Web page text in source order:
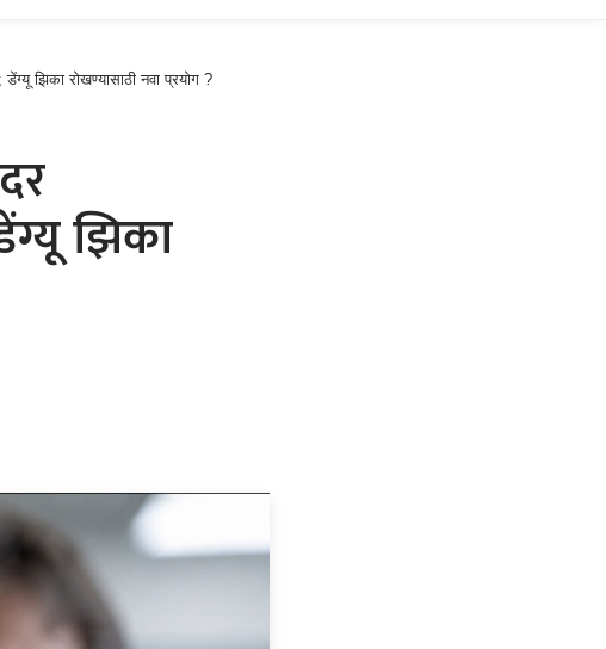
झिका रोखण्यासाठी नवा प्रयोग ?
झिका